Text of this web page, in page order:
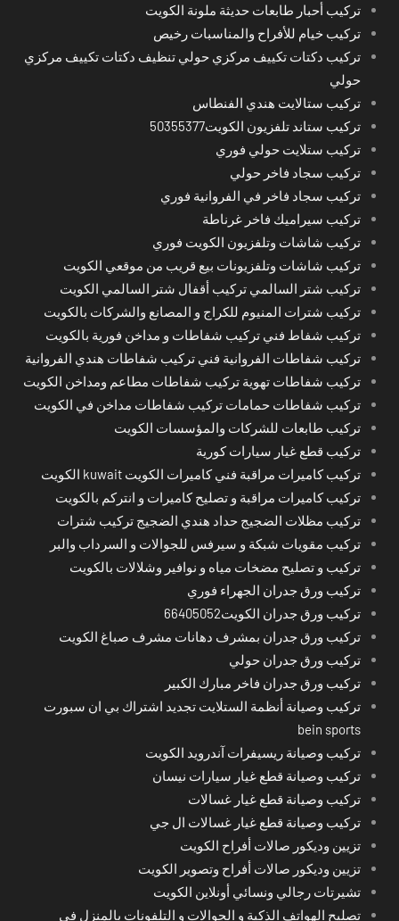
تركيب أحبار طابعات حديثة ملونة الكويت
تركيب خيام للأفراح والمناسبات رخيص
تركيب دكتات تكييف مركزي حولي تنظيف دكتات تكييف مركزي
حولي
تركيب ستالايت هندي الفنطاس
تركيب ستاند تلفزيون الكويت50355377
تركيب ستلايت حولي فوري
تركيب سجاد فاخر حولي
تركيب سجاد فاخر في الفروانية فوري
تركيب سيراميك فاخر غرناطة
تركيب شاشات وتلفزيون الكويت فوري
تركيب شاشات وتلفزيونات بيع قريب من موقعي الكويت
تركيب شتر السالمي تركيب أقفال شتر السالمي الكويت
تركيب شترات المنيوم للكراج و المصانع والشركات بالكويت
تركيب شفاط فني تركيب شفاطات و مداخن فورية بالكويت
تركيب شفاطات الفروانية فني تركيب شفاطات هندي الفروانية
تركيب شفاطات تهوية تركيب شفاطات مطاعم ومداخن الكويت
تركيب شفاطات حمامات تركيب شفاطات مداخن في الكويت
تركيب طابعات للشركات والمؤسسات الكويت
تركيب قطع غيار سيارات كورية
تركيب كاميرات مراقبة فني كاميرات الكويت kuwait الكويت
تركيب كاميرات مراقبة و تصليح كاميرات و انتركم بالكويت
تركيب مظلات الضجيج حداد هندي الضجيج تركيب شترات
تركيب مقويات شبكة و سيرفس للجوالات و السرداب والبر
تركيب و تصليح مضخات مياه و نوافير وشلالات بالكويت
تركيب ورق جدران الجهراء فوري
تركيب ورق جدران الكويت66405052
تركيب ورق جدران بمشرف دهانات مشرف صباغ الكويت
تركيب ورق جدران حولي
تركيب ورق جدران فاخر مبارك الكبير
تركيب وصيانة أنظمة الستلايت تجديد اشتراك بي ان سبورت
bein sports
تركيب وصيانة ريسيفرات آندرويد الكويت
تركيب وصيانة قطع غيار سيارات نيسان
تركيب وصيانة قطع غيار غسالات
تركيب وصيانة قطع غيار غسالات ال جي
تزيين وديكور صالات أفراح الكويت
تزيين وديكور صالات أفراح وتصوير الكويت
تشيرتات رجالي ونسائي أونلاين الكويت
تصليح الهواتف الذكية و الجوالات و التلفونات بالمنزل في